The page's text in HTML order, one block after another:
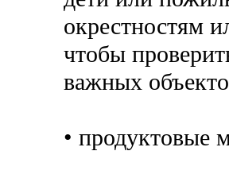
окрестностям
чтобы
важных
• продуктовые